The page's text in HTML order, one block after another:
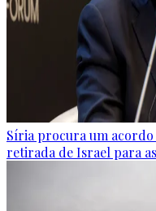
Síria procura um acordo
retirada de Israel para